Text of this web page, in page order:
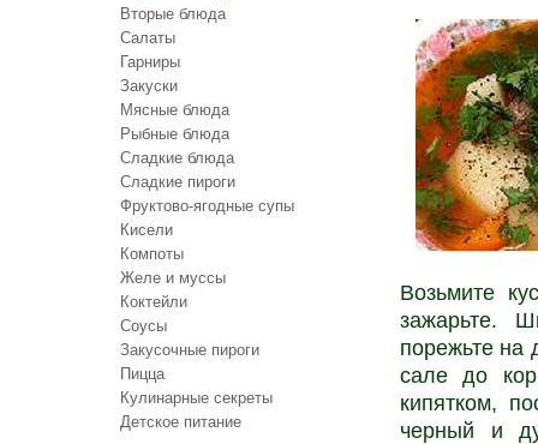
Вторые блюда
Салаты
Гарниры
Закуски
Мясные блюда
Рыбные блюда
Сладкие блюда
Сладкие пироги
Фруктово-ягодные супы
Кисели
Компоты
Желе и муссы
Коктейли
Соусы
Закусочные пироги
Пицца
Кулинарные секреты
Детское питание
Возьмите
зажарьте.
порежьте на
сале до
кипятком,
черный и